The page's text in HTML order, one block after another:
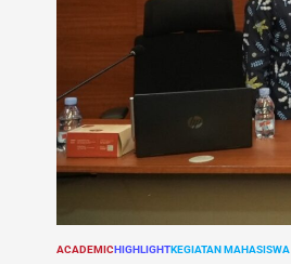
POSTED
ACADEMICHIGHLIGHTKEGIATAN MAHASISWA